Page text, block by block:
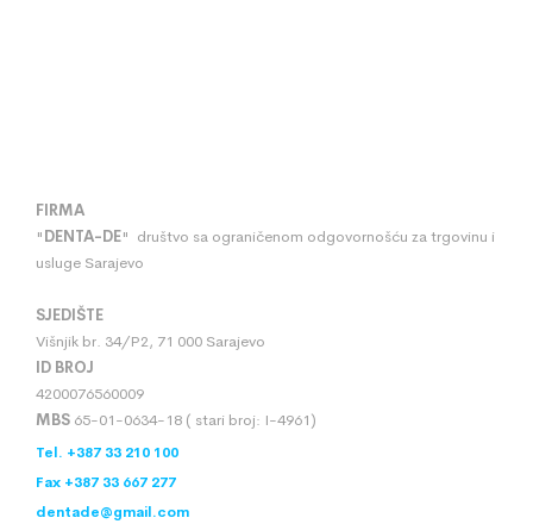
FIRMA
"DENTA-DE" društvo sa ograničenom odgovornošću za trgovinu i
usluge Sarajevo
SJEDIŠTE
Višnjik br. 34/P2, 71 000 Sarajevo
ID BROJ
4200076560009
MBS 65-01-0634-18 ( stari broj: I-4961)
Tel. +387 33 210 100
Fax +387 33 667 277
dentade@gmail.com